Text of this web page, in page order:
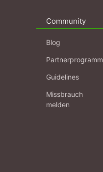
Community
Blog
Partnerprogramm
Guidelines
Missbrauch
melden